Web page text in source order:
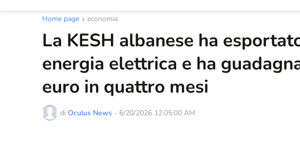
Home page economia
La KESH albanese ha
energia elettrica e ha
euro in quattro mesi
di Oculus News - 6/20/2026 12:05:00 AM